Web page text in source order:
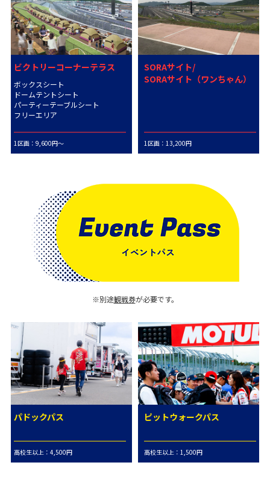
ビクトリーコーナーテラス
ボックスシート
ドームテントシート
パーティーテーブルシート
フリーエリア
1区画：9,600円～
SORAサイト/
SORAサイト（ワンちゃん）
1区画：13,200円
※別途観戦券が必要です。
パドックパス
高校生以上：4,500円
ピットウォークパス
高校生以上：1,500円